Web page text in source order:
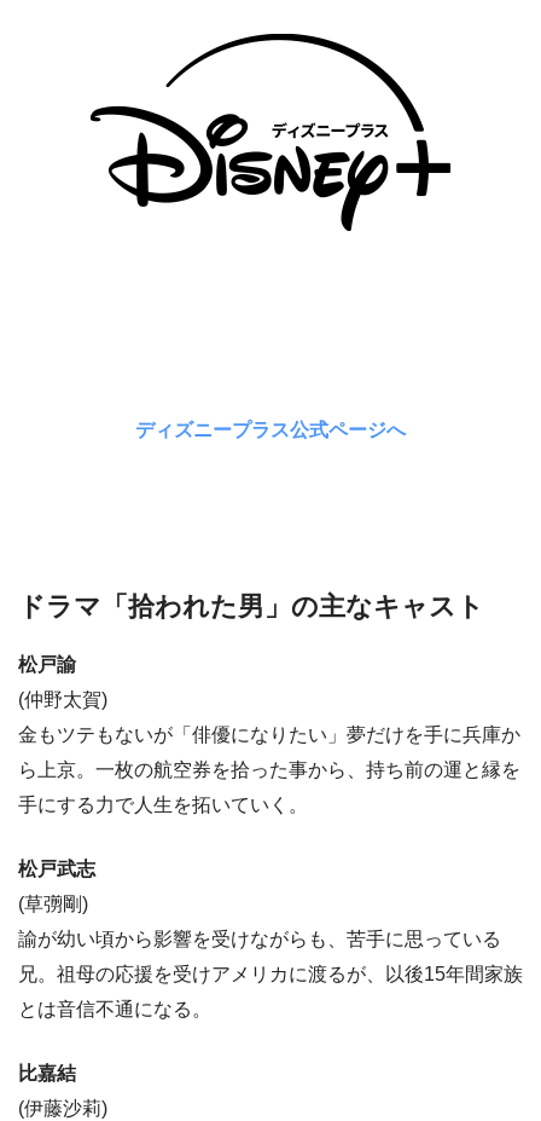
ディズニープラス公式ページへ
ドラマ「拾われた男」の主なキャスト
松戸諭
(仲野太賀)
金もツテもないが「俳優になりたい」夢だけを手に兵庫か
ら上京。一枚の航空券を拾った事から、持ち前の運と縁を
手にする力で人生を拓いていく。
松戸武志
(草彅剛)
諭が幼い頃から影響を受けながらも、苦手に思っている
兄。祖母の応援を受けアメリカに渡るが、以後15年間家族
とは音信不通になる。
比嘉結
(伊藤沙莉)